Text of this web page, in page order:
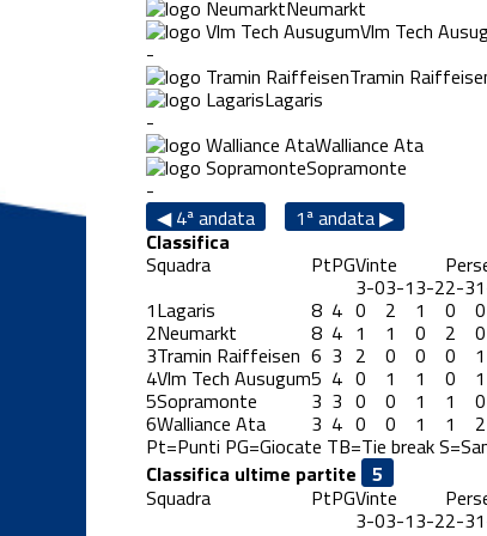
Neumarkt
Vlm Tech
-
Tramin
Lagaris
-
Walliance Ata
Sopramonte
-
◀ 4ª andata
1ª andata ▶
Classifica
Squadra PtPGVinte
3-03-13-22-3
1Lagaris 8 4 0 2 1 0 0
2Neumarkt 8 4 1 1 0 2 0
3Tramin Raiffeisen 6 3 2 0 0 0 1
4Vlm Tech Ausugum5 4 0 1 1 0 1
5Sopramonte 3 3 0 0 1 1 0
6Walliance Ata 3 4 0 0 1 1 2
Pt=Punti PG=Giocate TB=Tie break
Classifica ultime partite
Squadra
PtPGVinte
3-03-13-22-3